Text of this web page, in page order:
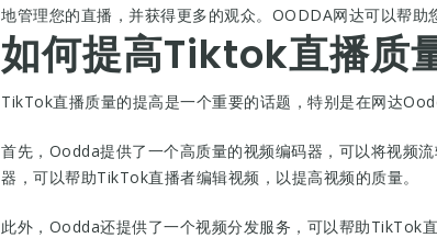
地管理您的直播，并获得更多的观众。OODDA网达可以帮助
如何提高Tiktok直播质
TikTok直播质量的提高是一个重要的话题，特别是在网达
首先，Oodda提供了一个高质量的视频编码器，可以将视频
器，可以帮助TikTok直播者编辑视频，以提高视频的质量。
此外，Oodda还提供了一个视频分发服务，可以帮助TikTok